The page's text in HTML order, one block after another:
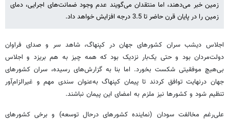
زمین خبر می‌دهند، اما منتقدان می‌گویند عدم وجود ضمانت‌های اجرایی، دمای
زمین را در پایان قرن حاضر تا 3.5 درجه افزایش خواهد داد.
اجلاس دیشب سران کشورهای جهان در کپنهاگ، شاهد سر و صدای فراوان
دولت‌مردان بود و حتی یک‌بار نزدیک بود که همه چیز به هم بریزد و اجلاس
بی‌هیچ موفقیتی شکست بخورد. اما بنا به گزارش‌های رسیده، سران کشورهای
جهان درنهایت توافق کردند تا پیمان کپنهاگ به‌عنوان سندی مهم و غیرالزام‌آور
تنظیم شود و کشورها نیز ملزم به امضای این پیمان نباشند.
علی‌رغم مخالفت سودان (نماینده کشورهای درحال توسعه) و برخی کشورهای